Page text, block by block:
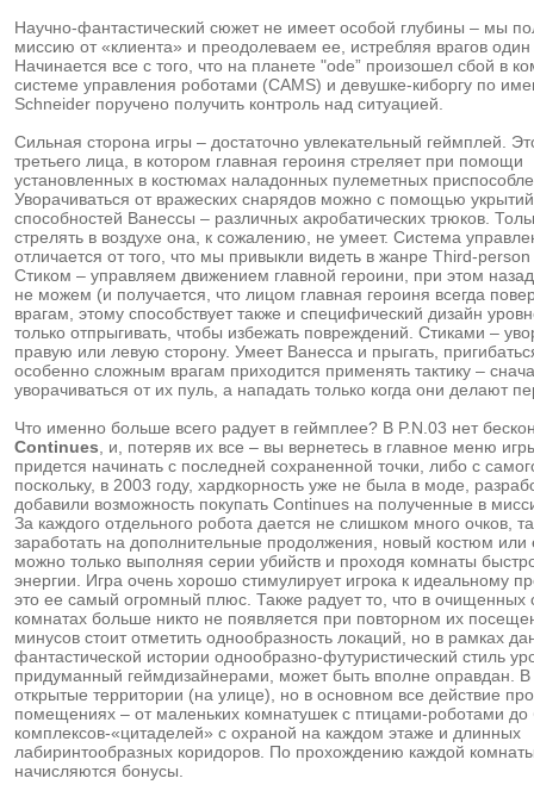
Научно-фантастический сюжет не имеет особой глубины – мы
миссию от «клиента» и преодолеваем ее, истребляя врагов один
Начинается все с того, что на планете "ode” произошел сбой в
системе управления роботами (CAMS) и девушке-киборгу по
Schneider поручено получить контроль над ситуацией.
Сильная сторона игры – достаточно увлекательный геймплей.
третьего лица, в котором главная героиня стреляет при помощи
установленных в костюмах наладонных пулеметных
Уворачиваться от вражеских снарядов можно с помощью
способностей Ванессы – различных акробатических трюков.
стрелять в воздухе она, к сожалению, не умеет. Система
отличается от того, что мы привыкли видеть в жанре Third-
Стиком – управляем движением главной героини, при этом
не можем (и получается, что лицом главная героиня всегда
врагам, этому способствует также и специфический дизайн
только отпрыгивать, чтобы избежать повреждений. Стиками –
правую или левую сторону. Умеет Ванесса и прыгать,
особенно сложным врагам приходится применять тактику –
уворачиваться от их пуль, а нападать только когда они делают
Что именно больше всего радует в геймплее? В P.N.03 нет
Continues , и, потеряв их все – вы вернетесь в главное меню
придется начинать с последней сохраненной точки, либо с
поскольку, в 2003 году, хардкорность уже не была в моде,
добавили возможность покупать Continues на полученные в
За каждого отдельного робота дается не слишком много очков,
заработать на дополнительные продолжения, новый костюм или
можно только выполняя серии убийств и проходя комнаты
энергии. Игра очень хорошо стимулирует игрока к идеальному
это ее самый огромный плюс. Также радует то, что в очищенных
комнатах больше никто не появляется при повторном их
минусов стоит отметить однообразность локаций, но в рамках
фантастической истории однообразно-футуристический стиль
придуманный геймдизайнерами, может быть вполне оправдан. В
открытые территории (на улице), но в основном все действие
помещениях – от маленьких комнатушек с птицами-роботами до
комплексов-«цитаделей» с охраной на каждом этаже и длинных
лабиринтообразных коридоров. По прохождению каждой
начисляются бонусы.